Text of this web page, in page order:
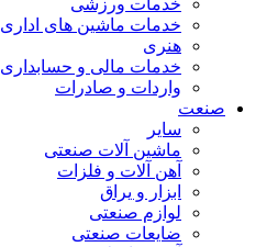
خدمات ورزشی
خدمات ماشین های اداری
هنری
خدمات مالی و حسابداری
واردات و صادرات
صنعت
سایر
ماشین آلات صنعتی
آهن آلات و فلزات
ابزار و یراق
لوازم صنعتی
ضایعات صنعتی